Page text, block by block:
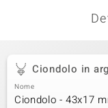
Ciondolo in
Nome
Ciondolo - 43x17